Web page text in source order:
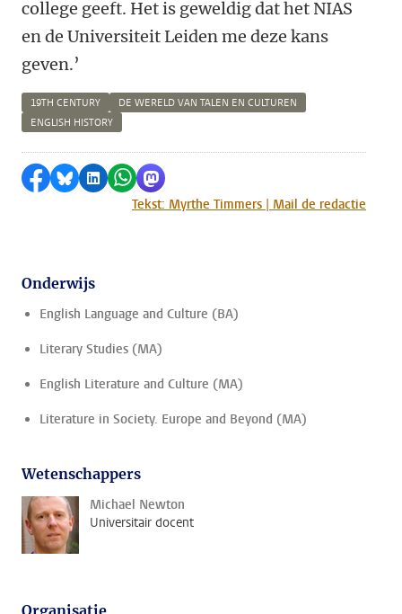
college geeft. Het is geweldig dat het NIAS
en de Universiteit Leiden me deze kans
geven.’
19TH CENTURY
DE WERELD VAN TALEN EN CULTUREN
ENGLISH HISTORY
Delen op Facebook
Delen via Bluesky
Delen op LinkedIn
Delen via WhatsApp
Delen via Mastodon
Tekst: Myrthe Timmers | Mail de redactie
Onderwijs
English Language and Culture (BA)
Literary Studies (MA)
English Literature and Culture (MA)
Literature in Society. Europe and Beyond (MA)
Wetenschappers
Michael Newton
Universitair docent